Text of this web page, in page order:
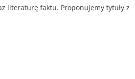
literaturę faktu. Proponujemy tytuły z